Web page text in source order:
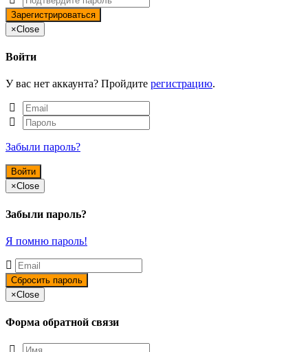
×Close
Войти
У вас нет аккаунта? Пройдите регистрацию.
Забыли пароль?
×Close
Забыли пароль?
Я помню пароль!
×Close
Форма обратной связи